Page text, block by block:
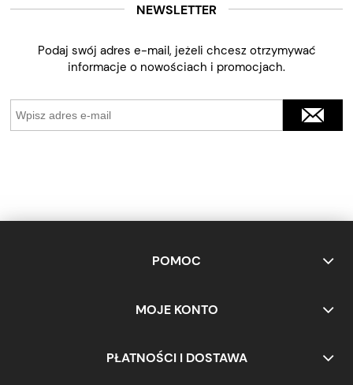
NEWSLETTER
Podaj swój adres e-mail, jeżeli chcesz otrzymywać
informacje o nowościach i promocjach.
POMOC
MOJE KONTO
PŁATNOŚCI I DOSTAWA